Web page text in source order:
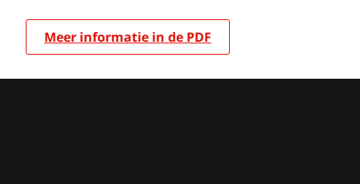
Meer informatie in de PDF